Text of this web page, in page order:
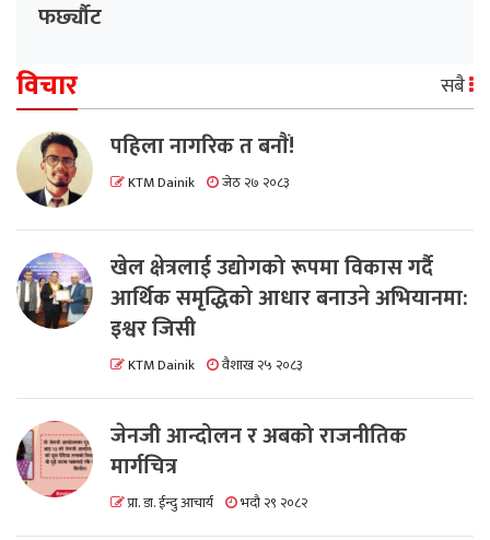
फर्छ्यौट
विचार सबै
पहिला नागरिक त बनाैं!
KTM Dainik जेठ २७ २०८३
खेल क्षेत्रलाई उद्योगको रूपमा विकास गर्दै
आर्थिक समृद्धिको आधार बनाउने अभियानमा:
इश्वर जिसी
KTM Dainik वैशाख २५ २०८३
जेनजी आन्दोलन र अबको राजनीतिक
मार्गचित्र
प्रा. डा. ईन्दु आचार्य भदौ २९ २०८२